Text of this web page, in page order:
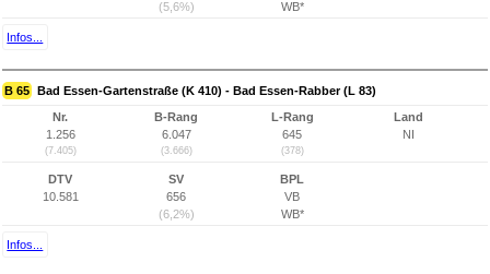
(5,6%)
WB*
Infos...
B 65 Bad Essen-Gartenstraße (K 410) - Bad Essen-Rabber (L 83)
Nr.
1.256
(7.405)
B-Rang
6.047
(3.666)
L-Rang
645
(378)
Land
NI
DTV
10.581
SV
656
(6,2%)
BPL
VB
WB*
Infos...